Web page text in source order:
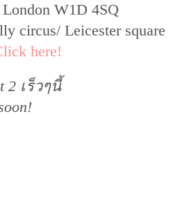
W1D 4SQ
circus/ Leicester square
here!
2 เร็วๆนี้